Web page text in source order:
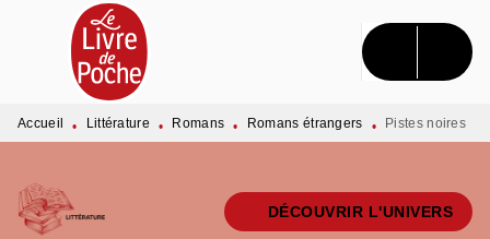
MENU RECHERCHE CONTENU
PIED DE PAGE
Accueil • Littérature • Romans • Romans étrangers • Pistes noires
DÉCOUVRIR L'UNIVERS